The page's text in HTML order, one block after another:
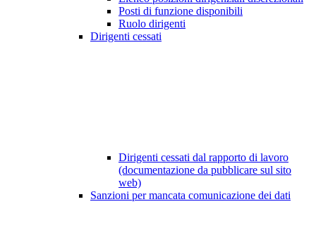
Posti di funzione disponibili
Ruolo dirigenti
Dirigenti cessati
Dirigenti cessati dal rapporto di lavoro
(documentazione da pubblicare sul sito
web)
Sanzioni per mancata comunicazione dei dati